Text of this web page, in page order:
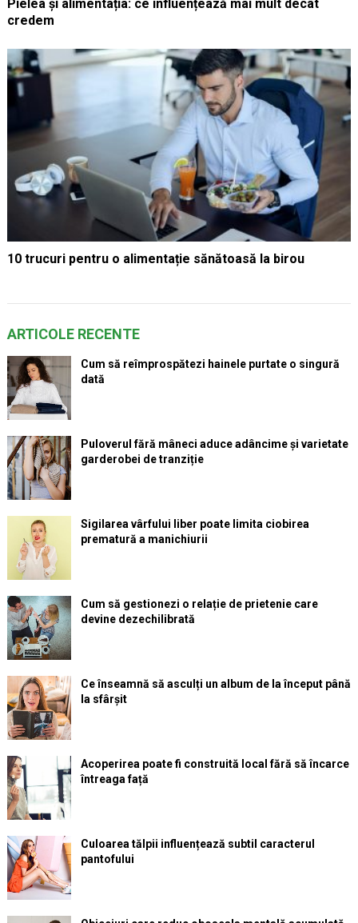
Pielea și alimentația: ce influențează mai mult decât
credem
10 trucuri pentru o alimentație sănătoasă la birou
ARTICOLE RECENTE
Cum să reîmprospătezi hainele purtate o singură
dată
Puloverul fără mâneci aduce adâncime și varietate
garderobei de tranziție
Sigilarea vârfului liber poate limita ciobirea
prematură a manichiurii
Cum să gestionezi o relație de prietenie care
devine dezechilibrată
Ce înseamnă să asculți un album de la început până
la sfârșit
Acoperirea poate fi construită local fără să încarce
întreaga față
Culoarea tălpii influențează subtil caracterul
pantofului